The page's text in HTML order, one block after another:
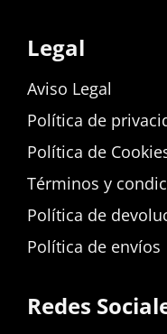
Legal
Aviso Legal
Política de
Política de
Términos y
Política de
Política de envíos
Redes